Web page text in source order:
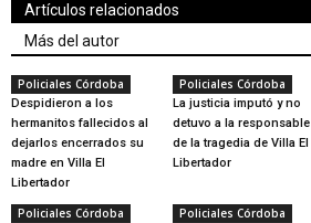
Artículos relacionados
Más del autor
Policiales Córdoba
Despidieron a los
hermanitos fallecidos al
dejarlos encerrados su
madre en Villa El
Libertador
Policiales Córdoba
La justicia imputó y no
detuvo a la responsable
de la tragedia de Villa El
Libertador
Policiales Córdoba Policiales Córdoba